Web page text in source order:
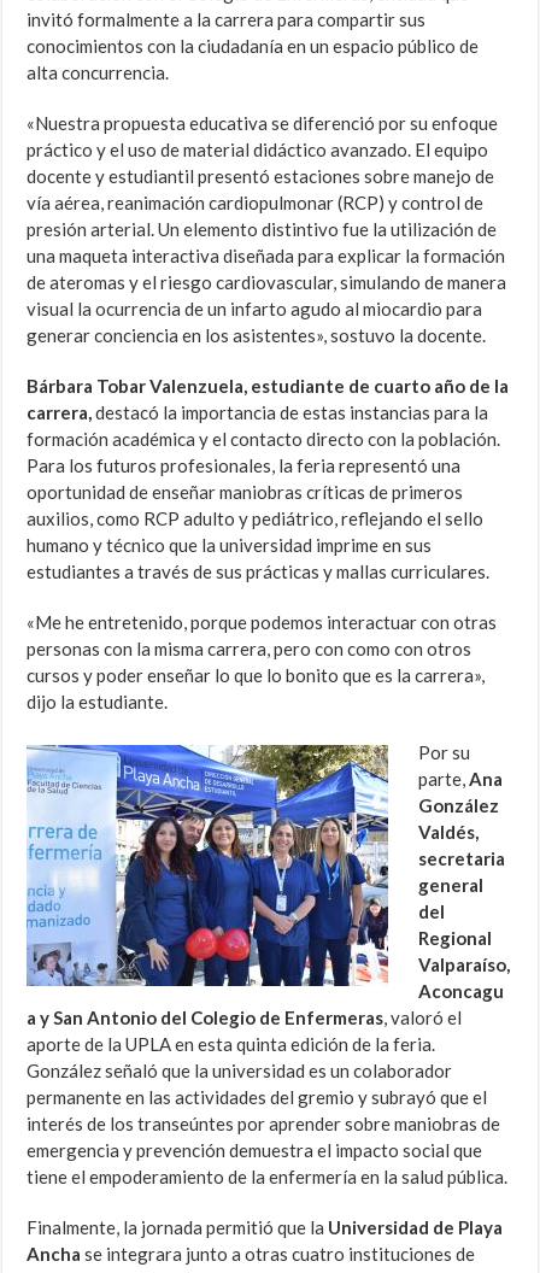
invitó formalmente a la carrera para compartir sus
conocimientos con la ciudadanía en un espacio público de
alta concurrencia.
«Nuestra propuesta educativa se diferenció por su enfoque
práctico y el uso de material didáctico avanzado. El equipo
docente y estudiantil presentó estaciones sobre manejo de
vía aérea, reanimación cardiopulmonar (RCP) y control de
presión arterial. Un elemento distintivo fue la utilización de
una maqueta interactiva diseñada para explicar la formación
de ateromas y el riesgo cardiovascular, simulando de manera
visual la ocurrencia de un infarto agudo al miocardio para
generar conciencia en los asistentes», sostuvo la docente.
Bárbara Tobar Valenzuela, estudiante de cuarto año de la
carrera,destacó la importancia de estas instancias para la
formación académica y el contacto directo con la población.
Para los futuros profesionales, la feria representó una
oportunidad de enseñar maniobras críticas de primeros
auxilios, como RCP adulto y pediátrico, reflejando el sello
humano y técnico que la universidad imprime en sus
estudiantes a través de sus prácticas y mallas curriculares.
«Me he entretenido, porque podemos interactuar con otras
personas con la misma carrera, pero con como con otros
cursos y poder enseñar lo que lo bonito que es la carrera»,
dijo la estudiante.
Por su
parte,Ana
González
Valdés,
secretaria
general
del
Regional
Valparaíso,
Aconcagu
a y San Antonio del Colegio de Enfermeras, valoró el
aporte de la UPLA en esta quinta edición de la feria.
González señaló que la universidad es un colaborador
permanente en las actividades del gremio y subrayó que el
interés de los transeúntes por aprender sobre maniobras de
emergencia y prevención demuestra el impacto social que
tiene el empoderamiento de la enfermería en la salud pública.
Finalmente, la jornada permitió que la Universidad de Playa
Ancha se integrara junto a otras cuatro instituciones de